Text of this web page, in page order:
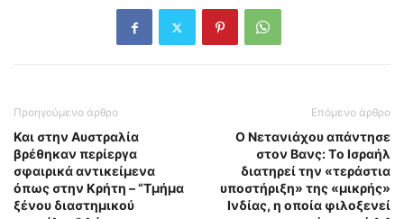
Προηγούμενο άρθρο
Και στην Αυστραλία
βρέθηκαν περίεργα
σφαιρικά αντικείμενα
όπως στην Κρήτη – “Τμήμα
ξένου διαστημικού
Επόμενο άρθρο
Ο Νετανιάχου απάντησε
στον Βανς: Tο Ισραήλ
διατηρεί την «τεράστια
υποστήριξη» της «μικρής»
Ινδίας, η οποία φιλοξενεί